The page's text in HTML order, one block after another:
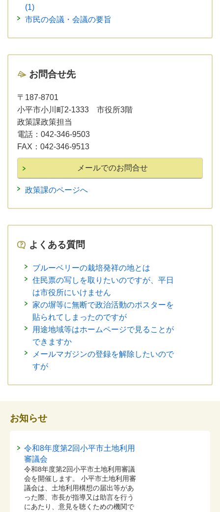
(1)
市民の会議・会議の要旨
お問合せ先
〒187-8701
小平市小川町2-1333 市役所3階
政策課政策担当
電話： 042-346-9503
FAX： 042-346-9513
政策課のページへ
よくある質問
ブルーベリーの栽培発祥の地とは
住民票の写しを取りたいのですが、平日
は市役所にいけません
家の塀等に無断で政治活動のポスターを
貼られてしまったのですが
用途地域等はホームページで見ることが
できますか
メールマガジンの登録を解除したいので
すが
お知らせ
令和8年度第2回小平市土地利用
審議会
令和8年度第2回小平市土地利用審議
会を開催します。 小平市土地利用審
議会は、土地利用構想の届出等があ
った際、市長が指導又は助言を行う
にあたり、意見を聴くための機関で